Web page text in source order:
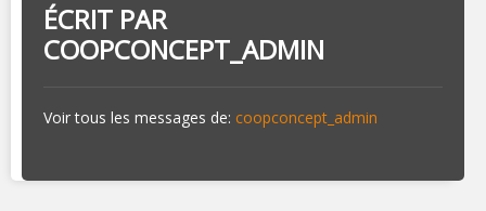
ÉCRIT PAR
COOPCONCEPT_ADMIN
Voir tous les messages de: coopconcept_admin